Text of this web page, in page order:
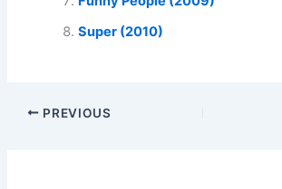
Super (2010)
PREVIOUS